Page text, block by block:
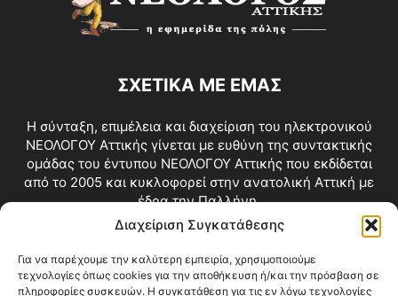
Διαχείριση Συγκατάθεσης
Για να παρέχουμε την καλύτερη εμπειρία, χρησιμοποιούμε
τεχνολογίες όπως cookies για την αποθήκευση ή/και την πρόσβαση σε
πληροφορίες συσκευών. Η συγκατάθεση για τις εν λόγω τεχνολογίες
ΣΧΕΤΙΚΑ ΜΕ ΕΜΑΣ
Η σύνταξη, επιμέλεια και διαχείριση του ηλεκτρονικού
ΝΕΟΛΟΓΟΥ Αττικής γίνεται με ευθύνη της συντακτικής
ομάδας του έντυπου ΝΕΟΛΟΓΟΥ Αττικής που εκδίδεται
από το 2005 και κυκλοφορεί στην ανατολική Αττική με
έδρα την Παλλήνη.
Επικοινωνία:info@neologosattikis.gr
ΑΚΟΛΟΥΘΗΣΕ ΜΑΣ